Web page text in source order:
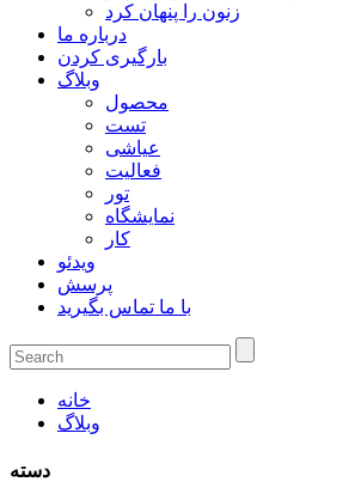
زنون را پنهان کرد
درباره ما
بارگیری کردن
وبلاگ
محصول
تست
عیاشی
فعالیت
تور
نمایشگاه
کار
ویدئو
پرسش
با ما تماس بگیرید
خانه
وبلاگ
دسته